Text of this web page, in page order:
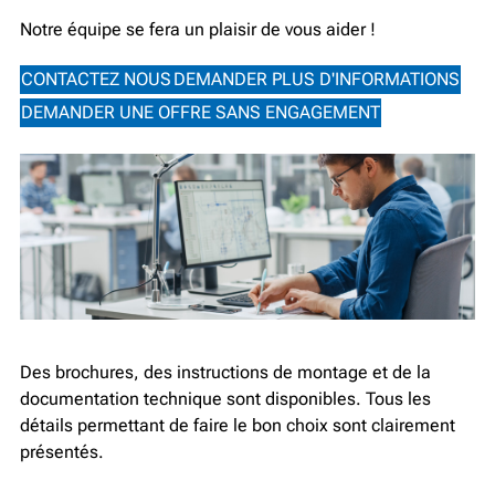
Notre équipe se fera un plaisir de vous aider !
CONTACTEZ NOUS DEMANDER PLUS D'INFORMATIONS
DEMANDER UNE OFFRE SANS ENGAGEMENT
Des brochures, des instructions de montage et de la
documentation technique sont disponibles. Tous les
détails permettant de faire le bon choix sont clairement
présentés.